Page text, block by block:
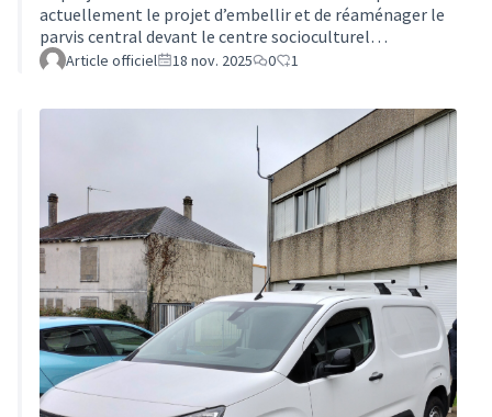
actuellement le projet d’embellir et de réaménager le
parvis central devant le centre socioculturel
Gentiana.Pour ce faire un questionnaire a été réalisé
vous invitons vivement à contribuer à cette démarche
en remplissant ce questionnaire. Le questionnaire peut
être : - soit renseigné en ligne via ce lien suivant ou le
QR Code ci-dessous…
Article officiel 18 nov. 2025 0 1